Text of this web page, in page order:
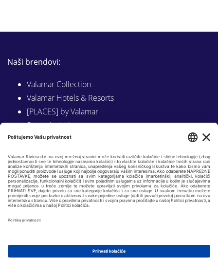
Naši brendovi:
Valamar Collection
Valamar Hotels & Resorts
[PLACES] by Valamar
Sunny by Valamar
Valamar Camping
Istraži na Valamar.com
Slijedite nas na: